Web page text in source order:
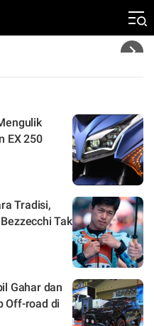
EX 250
Tradisi,
Tak
Gahar dan
Off-road di